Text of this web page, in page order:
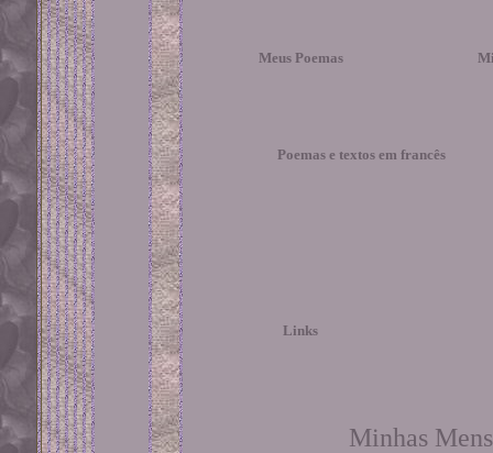
Meus Poemas
Poemas e textos em francês
Links
Minhas